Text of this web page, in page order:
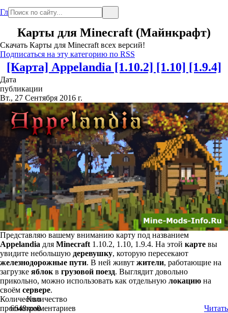
Главная
Карты для Minecraft (Майнкрафт)
Скачать Карты для Minecraft всех версий!
Подписаться на эту категорию по RSS
[Карта] Appelandia [1.10.2] [1.10] [1.9.4]
Дата
публикации
Вт., 27 Сентября 2016 г.
Представляю вашему вниманию карту под названием
Appelandia для Minecraft 1.10.2, 1.10, 1.9.4. На этой карте вы
увидите небольшую деревушку, которую пересекают
железнодорожные пути. В ней живут жители, работающие на
загрузке яблок в грузовой поезд. Выглядит довольно
прикольно, можно использовать как отдельную локацию на
своём сервере.
Количество
просмотров
6648
Количество
комментариев
0 Читать